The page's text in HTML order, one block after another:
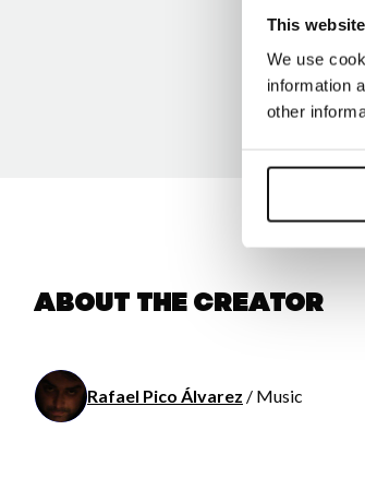
This
We use
information
other
About the creator
Rafael Pico Álvarez / Music